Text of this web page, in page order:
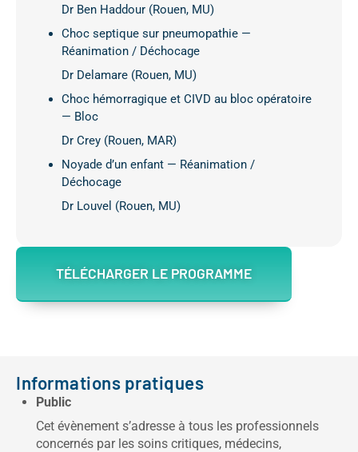
Dr Ben Haddour (Rouen, MU)
Choc septique sur pneumopathie —
Réanimation / Déchocage
Dr Delamare (Rouen, MU)
Choc hémorragique et CIVD au bloc opératoire
— Bloc
Dr Crey (Rouen, MAR)
Noyade d’un enfant — Réanimation /
Déchocage
Dr Louvel (Rouen, MU)
TÉLÉCHARGER LE PROGRAMME
Informations pratiques
Public
Cet évènement s’adresse à tous les professionnels
concernés par les soins critiques, médecins,